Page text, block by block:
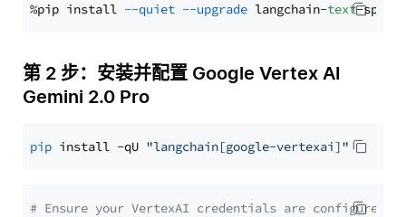
%pip install --quiet --upgrade langchain-text
第 2 步：安装并配置 Google Vertex AI
Gemini 2.0 Pro
pip install -qU "langchain[google-vertexai]"
# Ensure your VertexAI credentials are configured